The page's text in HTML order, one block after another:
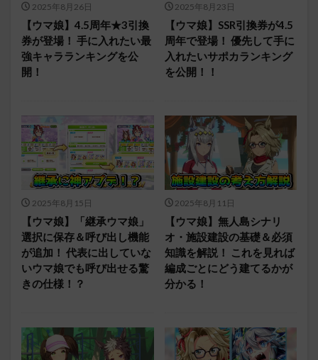
2025年8月26日
【ウマ娘】4.5周年★3引換
券が登場！ 手に入れたい最
強キャラランキングを公
開！
2025年8月23日
【ウマ娘】SSR引換券が4.5
周年で登場！ 優先して手に
入れたいサポカランキング
を公開！！
2025年8月15日
【ウマ娘】「継承ウマ娘」
選択に保存＆呼び出し機能
が追加！ 代表に出していな
いウマ娘でも呼び出せる驚
きの仕様！？
2025年8月11日
【ウマ娘】無人島シナリ
オ・施設建設の基礎＆必須
知識を解説！ これを見れば
編成ごとにどう建てるかが
分かる！